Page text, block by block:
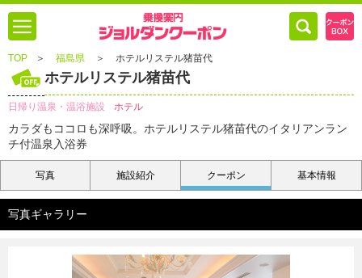
TOP ＞ 福島県 ＞ ホテルリステル猪苗代
ホテルリステル猪苗代
日帰り温泉・温浴施設 ホテル
カラダもココロも深呼吸。ホテルリステル猪苗代のイタリアンラン
チ付温泉入浴券
写真 施設紹介 クーポン 基本情報
写真ギャラリー